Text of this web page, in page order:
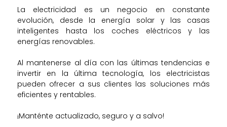
La electricidad es un negocio en constante
evolución, desde la energía solar y las casas
inteligentes hasta los coches eléctricos y las
energías renovables.
Al mantenerse al día con las últimas tendencias e
invertir en la última tecnología, los electricistas
pueden ofrecer a sus clientes las soluciones más
eficientes y rentables.
¡Manténte actualizado, seguro y a salvo!